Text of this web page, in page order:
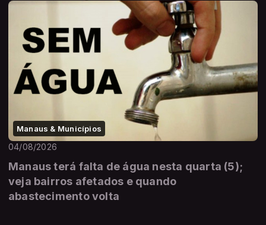
Manaus & Municípios
04/08/2026
Manaus terá falta de água nesta quarta (5);
veja bairros afetados e quando
abastecimento volta